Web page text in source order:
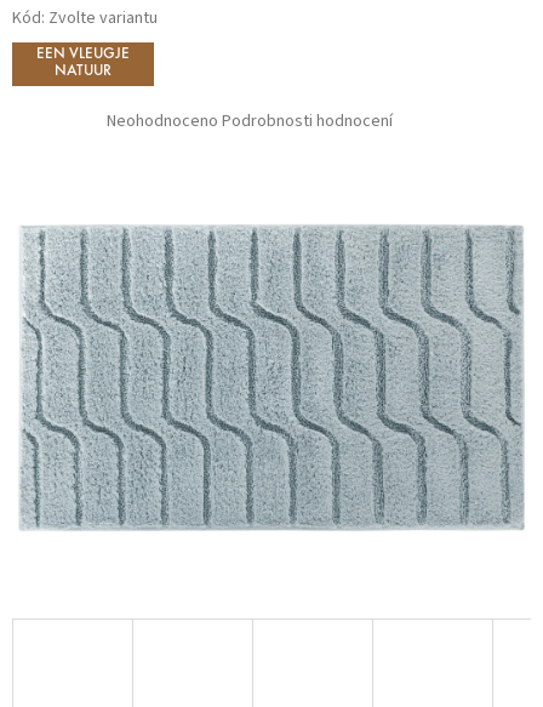
Kód: Zvolte variantu
EEN VLEUGJE
NATUUR
Průměrné
hodnocení
Neohodnoceno Podrobnosti hodnocení